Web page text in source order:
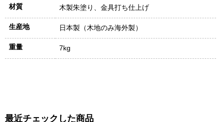
材質 木製朱塗り、金具打ち仕上げ
生産地 日本製（木地のみ海外製）
重量 7kg
最近チェックした商品